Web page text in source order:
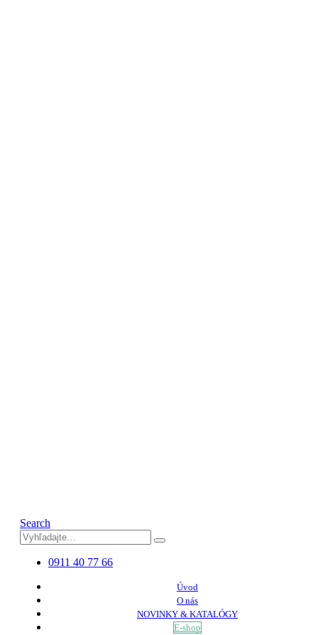
Search
0911 40 77 66
Úvod
O nás
NOVINKY & KATALÓGY
E-shop